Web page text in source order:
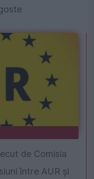
de Comisia
între AUR și